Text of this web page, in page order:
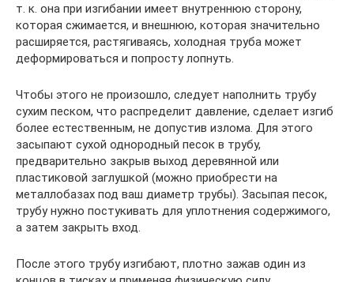
т. к. она при изгибании имеет внутреннюю сторону,
которая сжимается, и внешнюю, которая значительно
расширяется, растягиваясь, холодная труба может
деформироваться и попросту лопнуть.
Чтобы этого не произошло, следует наполнить трубу
сухим песком, что распределит давление, сделает изгиб
более естественным, не допустив излома. Для этого
засыпают сухой однородный песок в трубу,
предварительно закрыв выход деревянной или
пластиковой заглушкой (можно приобрести на
металлобазах под ваш диаметр трубы). Засыпая песок,
трубу нужно постукивать для уплотнения содержимого,
а затем закрыть вход.
После этого трубу изгибают, плотно зажав один из